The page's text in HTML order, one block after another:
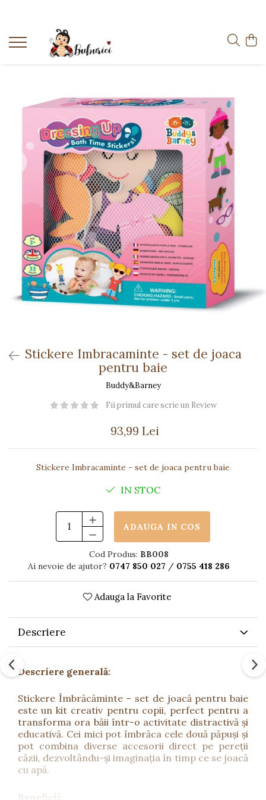
Categorii
Construcții
Exterior
Interior
Bucătărie
Diverse
Păpuși
Mașinuțe
0-1 Ani
8-10 AniStickere Imbracaminte - set de joaca
pentru baie
Buddy&Barney
Fii primul care scrie un Review
93,99 Lei
Stickere Imbracaminte - set de joaca pentru baie
IN STOC
ADAUGA IN COS
Cod Produs: BB008
Ai nevoie de ajutor? 0747 850 027 / 0755 418 286
Adauga la Favorite
Descriere
Descriere generală:
Stickere Îmbrăcăminte – set de joacă pentru baie
este un kit creativ pentru copii, perfect pentru a
transforma ora băii într-o activitate distractivă și
educativă. Cei mici pot îmbrăca cele două păpuși și
pot combina diverse accesorii direct pe pereții
căzii, dezvoltându-și imaginația în timp ce se joacă
cu apă.
Beneficii: